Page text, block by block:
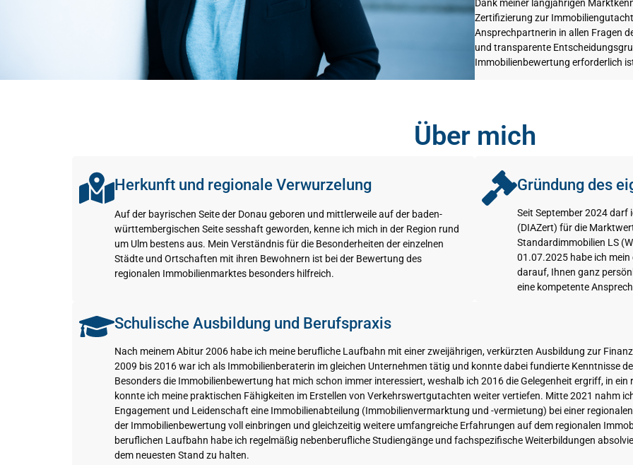
Dank meiner langjährigen
Zertifizierung zur
Ansprechpartnerin in allen Fragen
und transparente
Immobilienbewertung erforderlich
Über mich
Herkunft und regionale Verwurzelung
Auf der bayrischen Seite der Donau geboren und mittlerweile auf der baden-
württembergischen Seite sesshaft geworden, kenne ich mich in der Region rund
um Ulm bestens aus. Mein Verständnis für die Besonderheiten der einzelnen
Städte und Ortschaften mit ihren Bewohnern ist bei der Bewertung des
regionalen Immobilienmarktes besonders hilfreich.
Gründung des
Seit September 2024 darf
(DIAZert) für die
Standardimmobilien LS
01.07.2025 habe ich
darauf, Ihnen ganz
eine kompetente
Schulische Ausbildung und Berufspraxis
Nach meinem Abitur 2006 habe ich meine berufliche Laufbahn mit einer zweijährigen, verkürzten Ausbildung zur
2009 bis 2016 war ich als Immobilienberaterin im gleichen Unternehmen tätig und konnte dabei fundierte Kenntnisse
Besonders die Immobilienbewertung hat mich schon immer interessiert, weshalb ich 2016 die Gelegenheit ergriff, in
konnte ich meine praktischen Fähigkeiten im Erstellen von Verkehrswertgutachten weiter vertiefen. Mitte 2021 nahm
Engagement und Leidenschaft eine Immobilienabteilung (Immobilienvermarktung und -vermietung) bei einer
der Immobilienbewertung voll einbringen und gleichzeitig weitere umfangreiche Erfahrungen auf dem regionalen
beruflichen Laufbahn habe ich regelmäßig nebenberufliche Studiengänge und fachspezifische Weiterbildungen
dem neuesten Stand zu halten.